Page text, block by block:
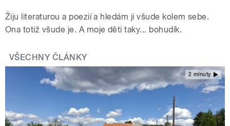
Žiju literaturou a poezií a hledám ji všude kolem sebe.
Ona totiž všude je. A moje děti taky... bohudík.
VŠECHNY ČLÁNKY
2 minuty